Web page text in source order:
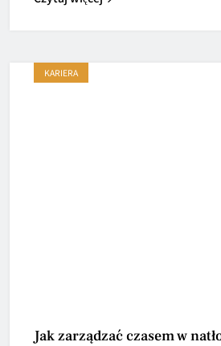
KARIERA
Jak zarządzać czasem w